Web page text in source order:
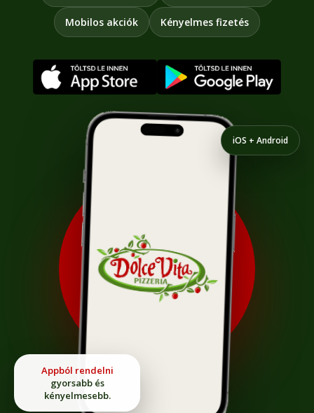
Mobilos akciók Kényelmes fizetés
iOS + Android
Appból rendelni
gyorsabb és
kényelmesebb.